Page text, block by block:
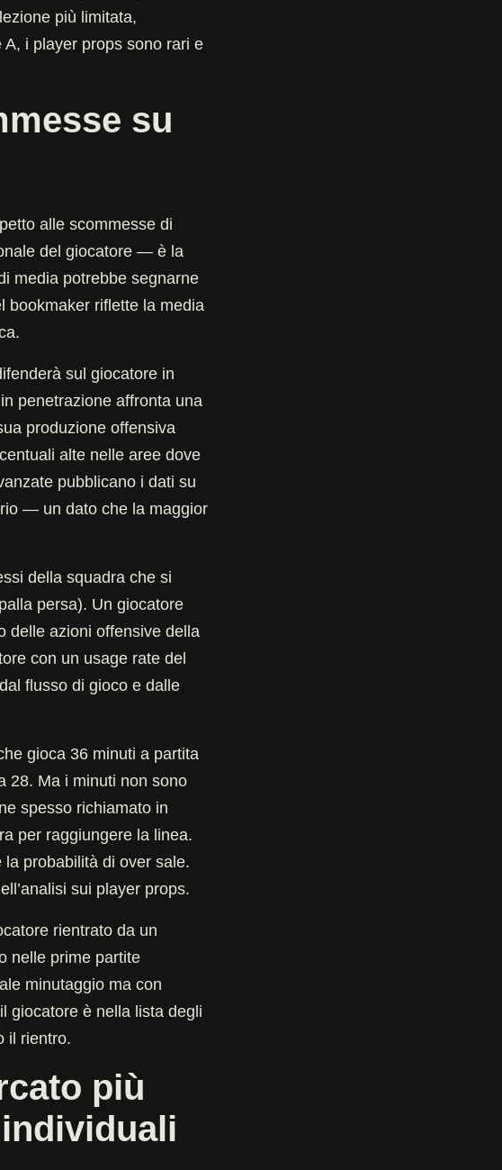
più limitata,
i player props sono rari e
su
alle scommesse di
del giocatore — è la
media potrebbe segnarne
bookmaker riflette la media
sul giocatore in
penetrazione affronta una
produzione offensiva
alte nelle aree dove
pubblicano i dati su
— un dato che la maggior
della squadra che si
persa). Un giocatore
delle azioni offensive della
con un usage rate del
flusso di gioco e dalle
gioca 36 minuti a partita
28. Ma i minuti non sono
spesso richiamato in
per raggiungere la linea.
probabilità di over sale.
sui player props.
rientrato da un
nelle prime partite
minutaggio ma con
giocatore è nella lista degli
il rientro.
più